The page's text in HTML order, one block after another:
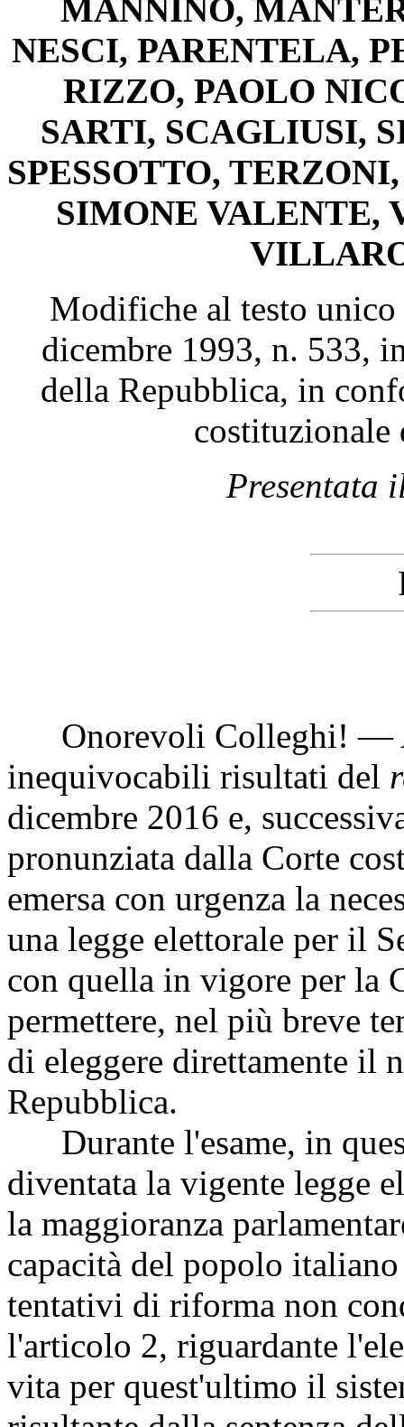
MANNINO,
NESCI, PARENTELA,
RIZZO, PAOLO
SARTI, SCAGLIUSI,
SPESSOTTO,
SIMONE VALENTE,
Modifiche al testo
dicembre 1993, n. 533,
della Repubblica, in
costituzionale
Presentata
Onorevoli Colleghi! —
inequivocabili risultati del
dicembre 2016 e,
pronunziata dalla Corte
emersa con urgenza la
una legge elettorale per il
con quella in vigore per la
permettere, nel più breve
di eleggere direttamente il
Repubblica.
Durante l'esame, in
diventata la vigente legge
la maggioranza
capacità del popolo
tentativi di riforma non
l'articolo 2, riguardante
vita per quest'ultimo il